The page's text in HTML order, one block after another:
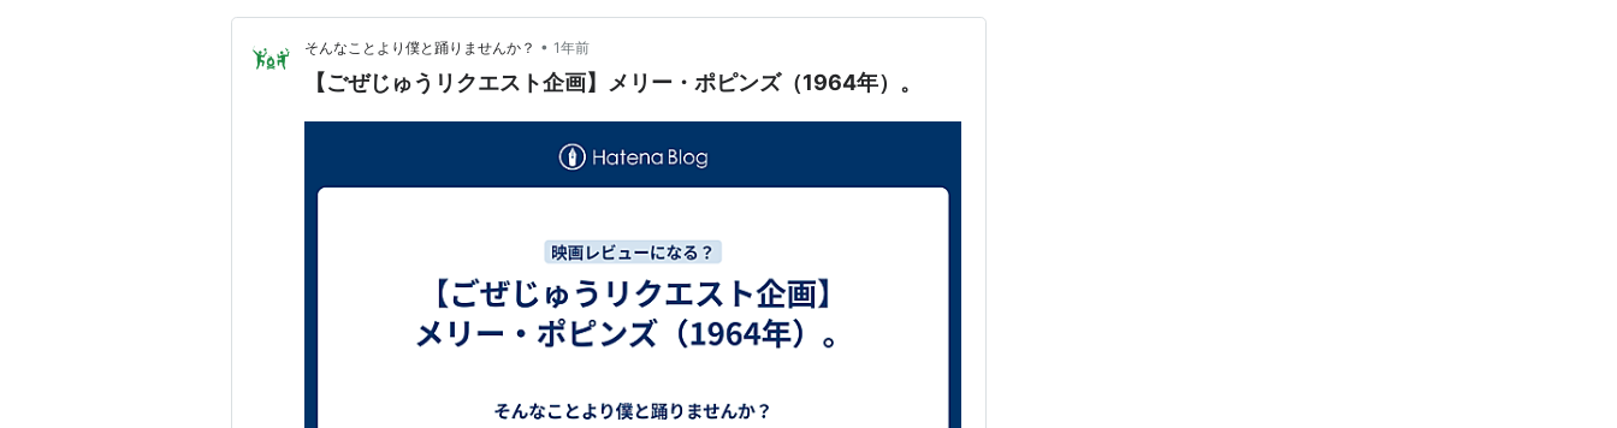
この商品を含むブログを見る
Dick Van Dyke's Dance Party
アーティスト:Various Artists
CD
クリック: 2回
この商品を含むブログ (1件) を見る
Dick Van Dyke Show [DVD] [Import]
そんなことより僕と踊りませんか？ • 1年前
【ごぜじゅうリクエスト企画】メリー・ポピンズ（1964年）。